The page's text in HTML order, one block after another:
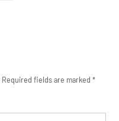
Required fields are marked*